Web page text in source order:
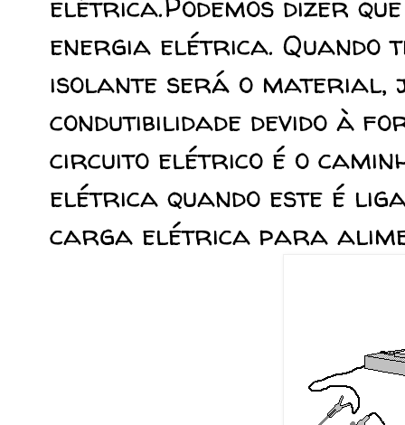
energia elétrica. Quando
isolante será o material,
condutibilidade devido à
circuito elétrico é o
elétrica quando este é
carga elétrica para